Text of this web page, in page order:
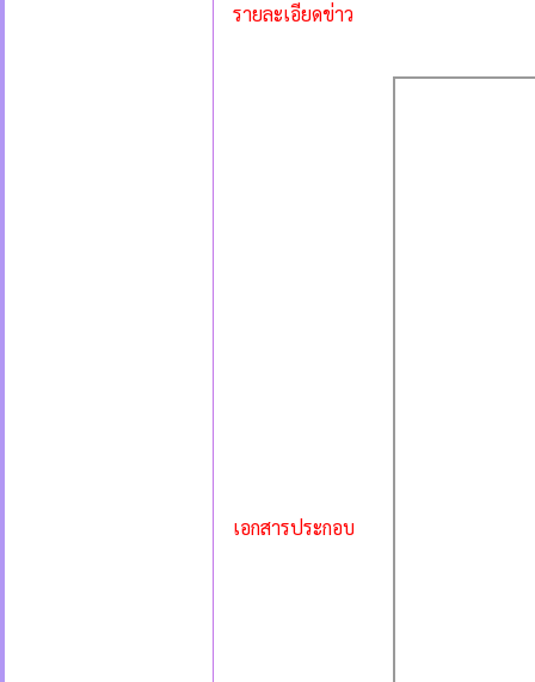
รายละเอียดข่าว
เอกสารประกอบ